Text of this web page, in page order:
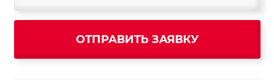
ОТПРАВИТЬ ЗАЯВКУ